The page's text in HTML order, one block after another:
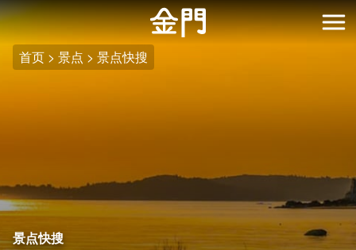
跳
到
:::
开
首页
景点 景点快搜
景点快搜